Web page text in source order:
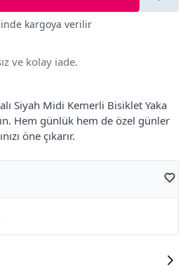
kargoya verilir
ve kolay iade.
Siyah Midi Kemerli Bisiklet Yaka
Hem günlük hem de özel günler
öne çıkarır.